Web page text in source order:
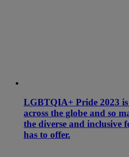
LGBTQIA+ Pride 2023
across the globe and so
the diverse and inclusive
has to offer.